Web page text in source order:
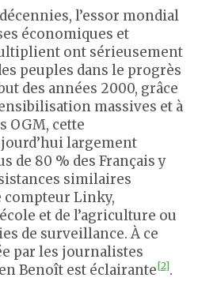
l’essor mondial
économiques et
ont sérieusement
peuples dans le progrès
des années 2000, grâce
massives et à
OGM, cette
largement
de 80 % des Français y
similaires
compteur Linky,
et de l’agriculture ou
de surveillance. À ce
par les journalistes
Benoît est éclairante[2].